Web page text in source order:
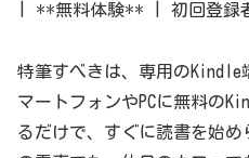
| **無料体験** | 初回登録
特筆すべきは、専用のKindle
マートフォンやPCに無料の
るだけで、すぐに読書を始